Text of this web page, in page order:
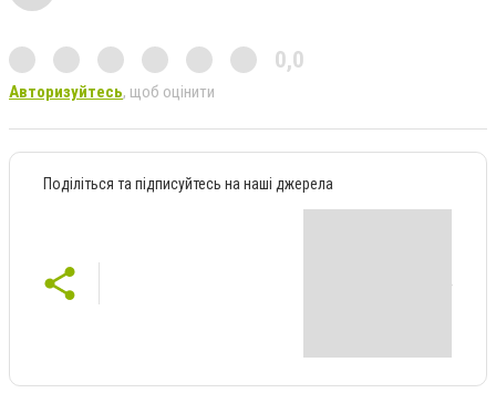
0,0
Авторизуйтесь, щоб оцінити
Поділіться та підписуйтесь на наші джерела